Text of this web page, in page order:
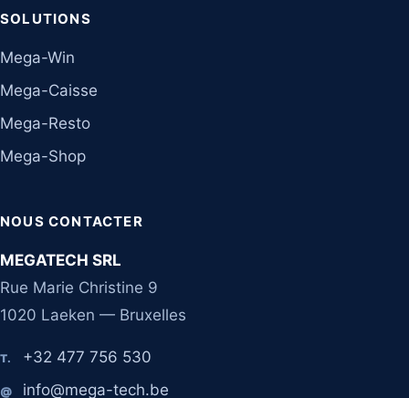
SOLUTIONS
Mega-Win
Mega-Caisse
Mega-Resto
Mega-Shop
NOUS CONTACTER
MEGATECH SRL
Rue Marie Christine 9
1020 Laeken — Bruxelles
T. +32 477 756 530
@ info@mega-tech.be